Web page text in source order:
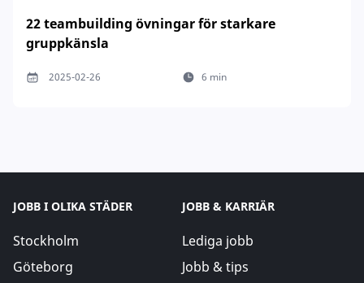
22 teambuilding övningar för starkare
gruppkänsla
2025-02-26 6 min
JOBB I OLIKA STÄDER
Stockholm
Göteborg
JOBB & KARRIÄR
Lediga jobb
Jobb & tips